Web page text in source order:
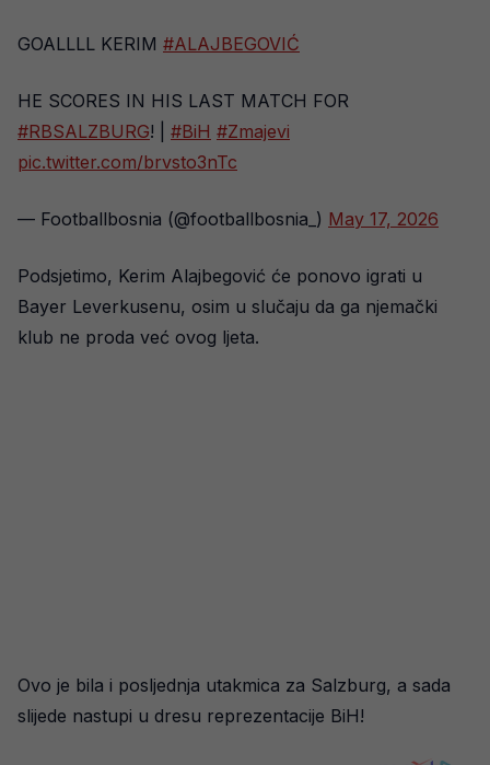
GOALLLL KERIM #ALAJBEGOVIĆ
HE SCORES IN HIS LAST MATCH FOR
#RBSALZBURG! | #BiH #Zmajevi
pic.twitter.com/brvsto3nTc
— Footballbosnia (@footballbosnia_) May 17, 2026
Podsjetimo, Kerim Alajbegović će ponovo igrati u
Bayer Leverkusenu, osim u slučaju da ga njemački
klub ne proda već ovog ljeta.
Ovo je bila i posljednja utakmica za Salzburg, a sada
slijede nastupi u dresu reprezentacije BiH!